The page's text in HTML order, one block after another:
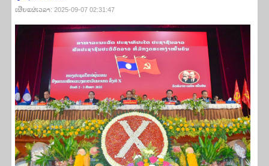
ເຜີຍ​ແຜ່​ເວ​ລາ: 2025-09-07 02:31:47